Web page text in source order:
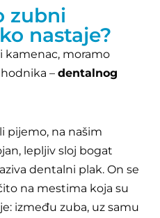
zubni
nastaje?
kamenac, moramo
– dentalnog
pijemo, na našim
lepljiv sloj bogat
dentalni plak. On se
na mestima koja su
između zuba, uz samu